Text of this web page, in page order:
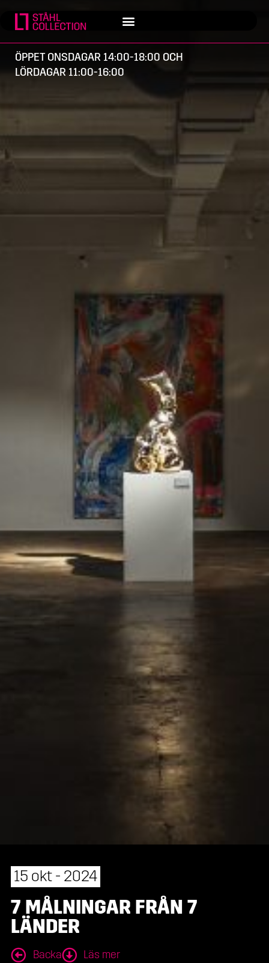
ÖPPET ONSDAGAR 14:00-18:00 OCH
LÖRDAGAR 11:00-16:00
15 okt - 2024
7 MÅLNINGAR FRÅN 7
LÄNDER
Backa Läs mer